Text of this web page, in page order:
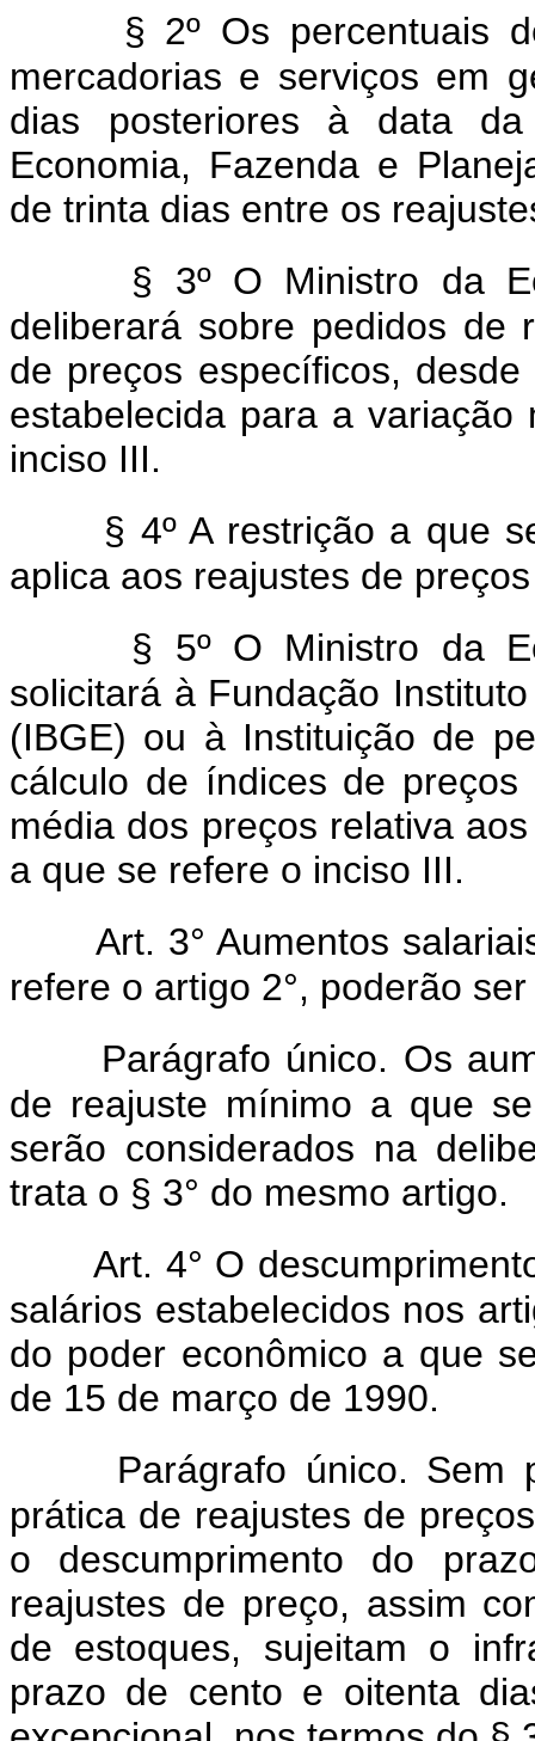
§ 2º Os percentuais
mercadorias e serviços em
dias posteriores à data
Economia, Fazenda e
de trinta dias entre os
§ 3º O Ministro da
deliberará sobre pedidos de
de preços específicos,
estabelecida para a
inciso III.
§ 4º A restrição a que
aplica aos reajustes de
§ 5º O Ministro da
solicitará à Fundação
(IBGE) ou à Instituição de
cálculo de índices de
média dos preços relativa
a que se refere o inciso III.
Art. 3° Aumentos
refere o artigo 2°, poderão
Parágrafo único. Os
de reajuste mínimo a que
serão considerados na
trata o § 3° do mesmo artigo.
Art. 4° O
salários estabelecidos nos
do poder econômico a que
de 15 de março de 1990.
Parágrafo único. Sem
prática de reajustes de
o descumprimento do
reajustes de preço, assim
de estoques, sujeitam o
prazo de cento e oitenta